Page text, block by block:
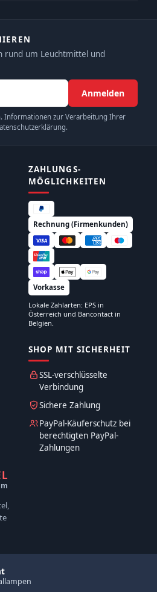
rund um Leuchtmittel und
Anmelden
Informationen zur Verarbeitung Ihrer
ZAHLUNGS­
MÖGLICHKEITEN
Rechnung (Firmenkunden)
Vorkasse
Lokale Zahlarten: EPS in
Österreich und Bancontact in
Belgien.
SHOP MIT SICHERHEIT
SSL-verschlüsselte
Verbindung
Sichere Zahlung
PayPal-Käuferschutz bei
berechtigten PayPal-
Zahlungen